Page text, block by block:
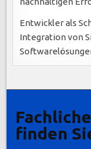
Entwickler als
Integration von
finden